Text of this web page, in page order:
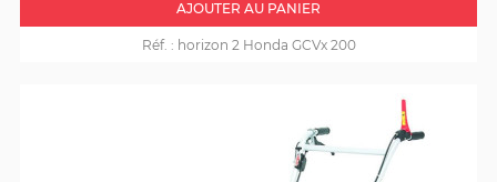
AJOUTER AU PANIER
Réf. : horizon 2 Honda GCVx 200